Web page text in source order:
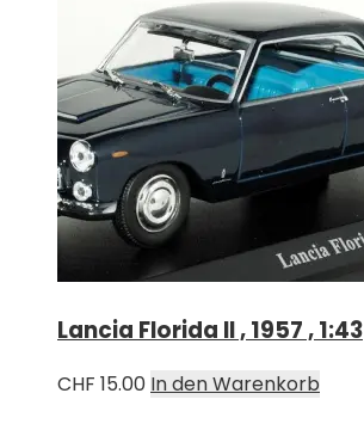
Lancia Florida II , 1957 , 1:43
CHF 15.00 In den Warenkorb